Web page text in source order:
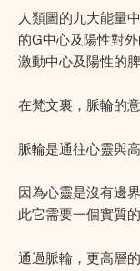
人類圖的九大能量
的G中心及陽性對
激動中心及陽性的
在梵文裏，脈輪的
脈輪是通往心靈與
因為心靈是沒有邊
此它需要一個實質
通過脈輪，更高層